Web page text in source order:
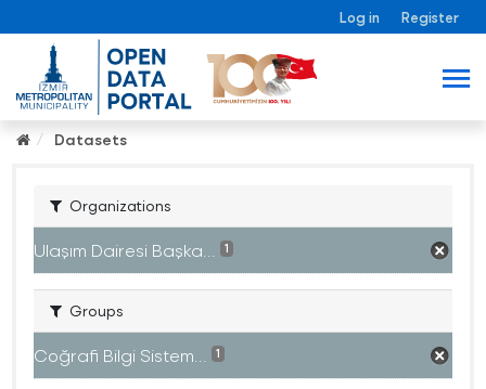
Log in Register
Datasets
Organizations
Ulaşım Dairesi Başka... 1
Groups
Coğrafi Bilgi Sistem... 1